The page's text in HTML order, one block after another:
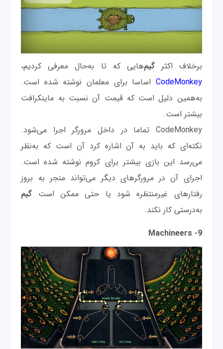
برخلاف اکثرگیم‌هایی که تا به‌حال معرفی کردیم،
CodeMonkey اساسا برای معلمان نوشته شده است.
به‌همین دلیل است که قیمت آن نسبت به ماینکرافت
بیشتر است.
CodeMonkey تماما در داخل مرورگر اجرا می‌شود.
نکته‌ای که باید به آن اشاره کرد آن است که به‌نظر
می‌رسد این بازی بیشتر برای کروم نوشته شده است.
اجرای آن در مرورگرهای دیگر می‌تواند منجر به بروز
رفتارهای غیرمنتظره شود یا حتی ممکن است گیم
به‌درستی کار نکند.
9- Machineers